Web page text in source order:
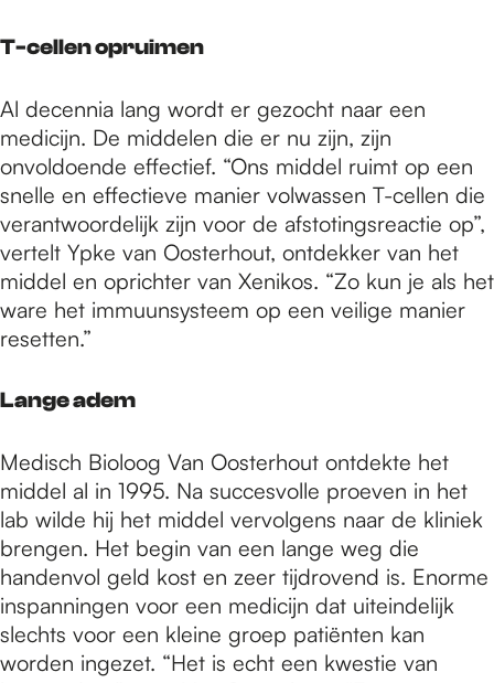
T-cellen opruimen
Al decennia lang wordt er gezocht naar een
medicijn. De middelen die er nu zijn, zijn
onvoldoende effectief. “Ons middel ruimt op een
snelle en effectieve manier volwassen T-cellen die
verantwoordelijk zijn voor de afstotingsreactie op”,
vertelt Ypke van Oosterhout, ontdekker van het
middel en oprichter van Xenikos. “Zo kun je als het
ware het immuunsysteem op een veilige manier
resetten.”
Lange adem
Medisch Bioloog Van Oosterhout ontdekte het
middel al in 1995. Na succesvolle proeven in het
lab wilde hij het middel vervolgens naar de kliniek
brengen. Het begin van een lange weg die
handenvol geld kost en zeer tijdrovend is. Enorme
inspanningen voor een medicijn dat uiteindelijk
slechts voor een kleine groep patiënten kan
worden ingezet. “Het is echt een kwestie van